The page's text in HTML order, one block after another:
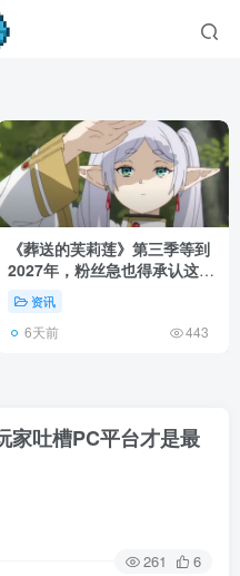
《葬送的芙莉莲》第三季等到
2027年，粉丝急也得承认这次
慢得有道理！
资讯
6天前 443
家吐槽PC平台才是最
261 6